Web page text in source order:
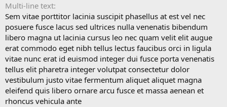
b
y
d
a
t
e
Multi-line text
Sem vitae porttitor lacinia suscipit phasellus at est vel nec
posuere fusce lacus sed ultrices nulla venenatis bibendum
libero magna ut lacinia cursus leo nec quam velit elit augue
erat commodo eget nibh tellus lectus faucibus orci in ligula
vitae nunc erat id euismod integer dui fusce porta venenatis
tellus elit pharetra integer volutpat consectetur dolor
vestibulum justo vitae fermentum aliquet aliquet magna
eleifend quis libero ornare arcu fusce et massa aenean et
rhoncus vehicula ante